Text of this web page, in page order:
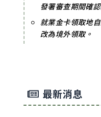
發署審查期間確
就業金卡領取地
改為境外領取。
最新消息